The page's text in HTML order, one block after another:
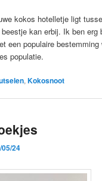
kokos hotelletje ligt
kan erbij. Ik ben erg
een populaire
populatie.
,Kokosnoot
05/24